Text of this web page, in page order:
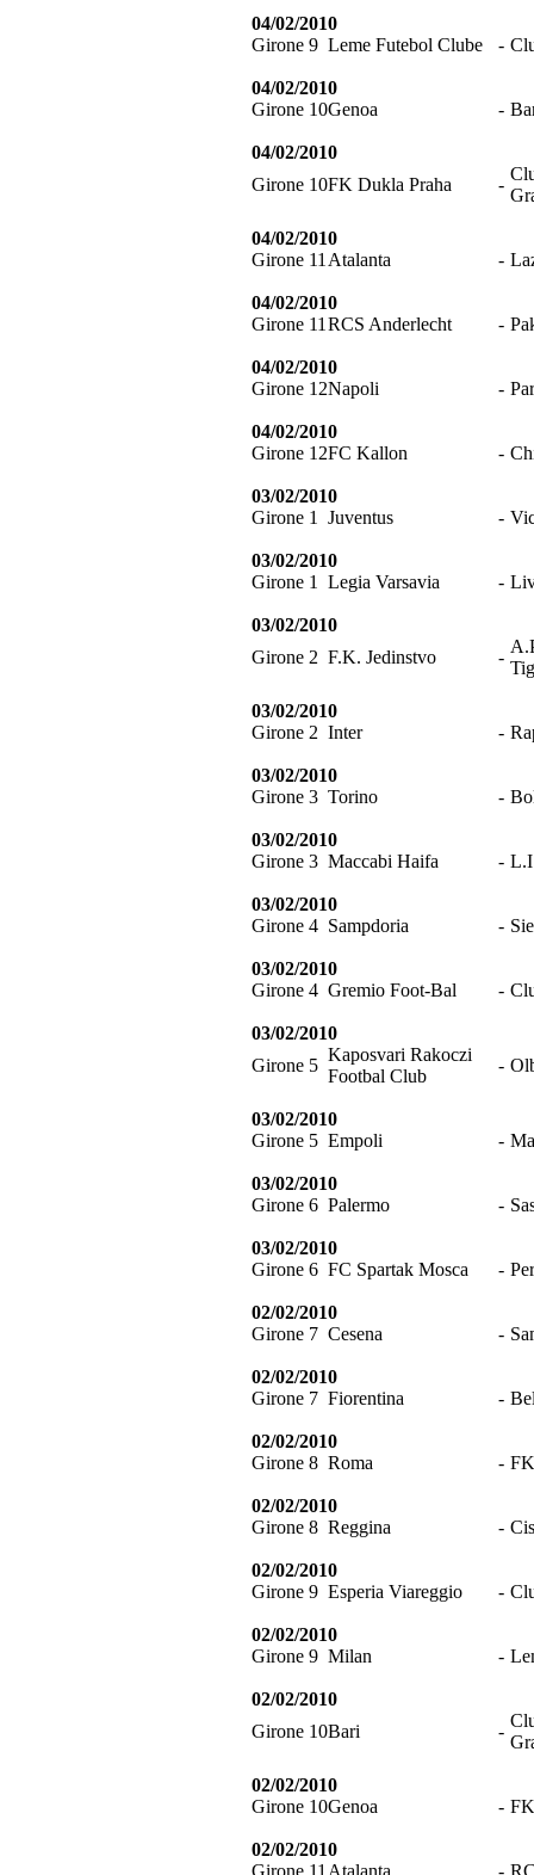
04/02/2010
Girone 9 Leme Futebol Clube -
04/02/2010
Girone 10Genoa -
04/02/2010
Girone 10FK Dukla Praha -
04/02/2010
Girone 11 Atalanta -
04/02/2010
Girone 11 RCS Anderlecht -
04/02/2010
Girone 12Napoli -
04/02/2010
Girone 12FC Kallon -
03/02/2010
Girone 1
Juventus -
03/02/2010
Girone 1
Legia Varsavia -
03/02/2010
Girone 2 F.K. Jedinstvo -
03/02/2010
Girone 2 Inter -
03/02/2010
Girone 3 Torino -
03/02/2010
Girone 3 Maccabi Haifa -
03/02/2010
Girone 4 Sampdoria -
03/02/2010
Girone 4 Gremio Foot-Bal -
03/02/2010
Girone 5
Kaposvari Rakoczi
Footbal Club
-
03/02/2010
Girone 5 Empoli -
03/02/2010
Girone 6 Palermo -
03/02/2010
Girone 6 FC Spartak Mosca -
02/02/2010
Girone 7 Cesena -
02/02/2010
Girone 7 Fiorentina -
02/02/2010
Girone 8 Roma -
02/02/2010
Girone 8 Reggina -
02/02/2010
Girone 9 Esperia Viareggio -
02/02/2010
Girone 9 Milan -
02/02/2010
Girone 10Bari -
02/02/2010
Girone 10Genoa -
02/02/2010
Girone 11 Atalanta -